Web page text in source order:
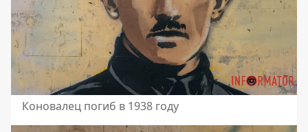
Коновалец погиб в 1938 году